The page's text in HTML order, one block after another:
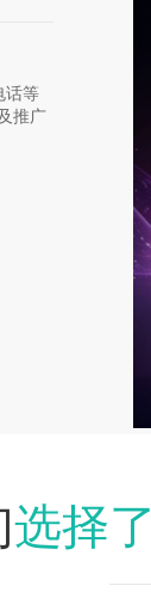
话等
推广
选择了